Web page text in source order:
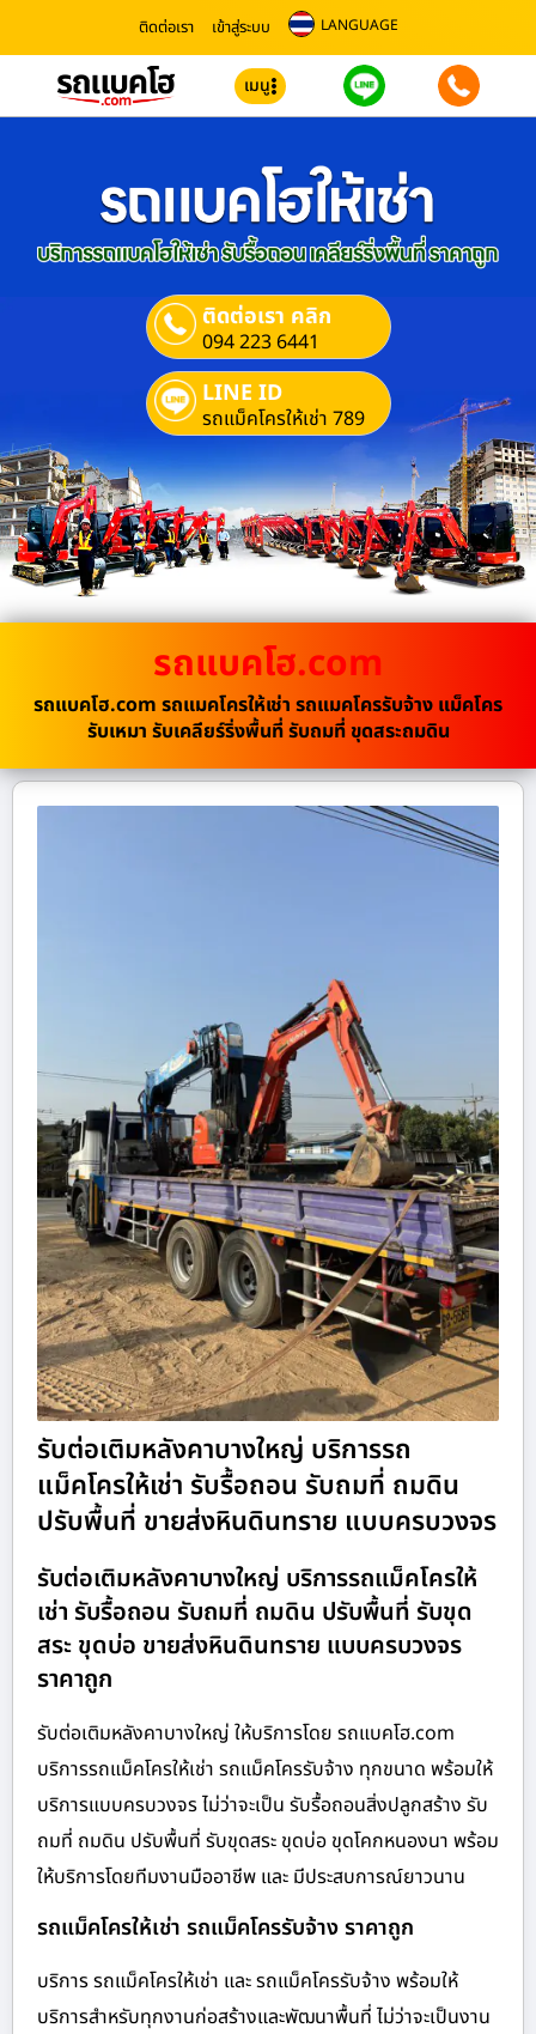
ติดต่อเรา เข้าสู่ระบบ LANGUAGE
เมนู
ติดต่อเรา คลิก
094 223 6441
LINE ID
รถแม็คโครให้เช่า 789
รถแบคโฮ.com
รถแบคโฮ.com รถแมคโครให้เช่า รถแมคโครรับจ้าง แม็คโคร
รับเหมา รับเคลียร์ริ่งพื้นที่ รับถมที่ ขุดสระถมดิน
รับต่อเติมหลังคาบางใหญ่ บริการรถ
แม็คโครให้เช่า รับรื้อถอน รับถมที่ ถมดิน
ปรับพื้นที่ ขายส่งหินดินทราย แบบครบวงจร
รับต่อเติมหลังคาบางใหญ่ บริการรถแม็คโครให้
เช่า รับรื้อถอน รับถมที่ ถมดิน ปรับพื้นที่ รับขุด
สระ ขุดบ่อ ขายส่งหินดินทราย แบบครบวงจร
ราคาถูก
รับต่อเติมหลังคาบางใหญ่ ให้บริการโดย รถแบคโฮ.com
บริการรถแม็คโครให้เช่า รถแม็คโครรับจ้าง ทุกขนาด พร้อมให้
บริการแบบครบวงจร ไม่ว่าจะเป็น รับรื้อถอนสิ่งปลูกสร้าง รับ
ถมที่ ถมดิน ปรับพื้นที่ รับขุดสระ ขุดบ่อ ขุดโคกหนองนา พร้อม
ให้บริการโดยทีมงานมืออาชีพ และ มีประสบการณ์ยาวนาน
รถแม็คโครให้เช่า รถแม็คโครรับจ้าง ราคาถูก
บริการ รถแม็คโครให้เช่า และ รถแม็คโครรับจ้าง พร้อมให้
บริการสำหรับทุกงานก่อสร้างและพัฒนาพื้นที่ ไม่ว่าจะเป็นงาน